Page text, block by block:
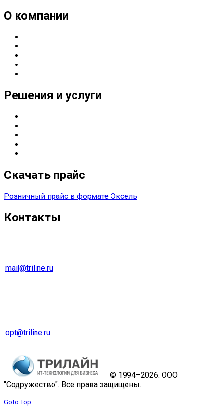
О компании
Решения и услуги
Скачать прайс
Розничный прайс в формате Эксель
Контакты
mail@triline.ru
opt@triline.ru
© 1994–2026. ООО
"Содружество". Все права защищены.
Goto Top